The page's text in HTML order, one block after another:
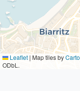
Leaflet | Map tiles byCarto
ODbL.